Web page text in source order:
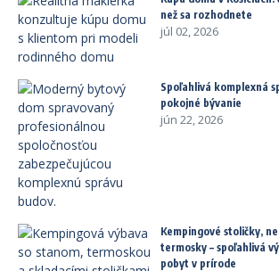
než sa rozhodnete
júl 02, 2026
Spoľahlivá komplexná
pokojné bývanie
jún 22, 2026
Kempingové stoličky,
termosky – spoľahlivá
pobyt v prírode